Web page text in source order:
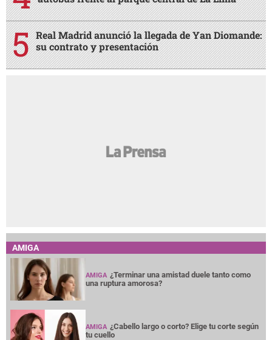
Real Madrid anunció la llegada de Yan Diomande:
su contrato y presentación
AMIGA
AMIGA ¿Terminar una amistad duele tanto como
una ruptura amorosa?
AMIGA ¿Cabello largo o corto? Elige tu corte según
tu cuello